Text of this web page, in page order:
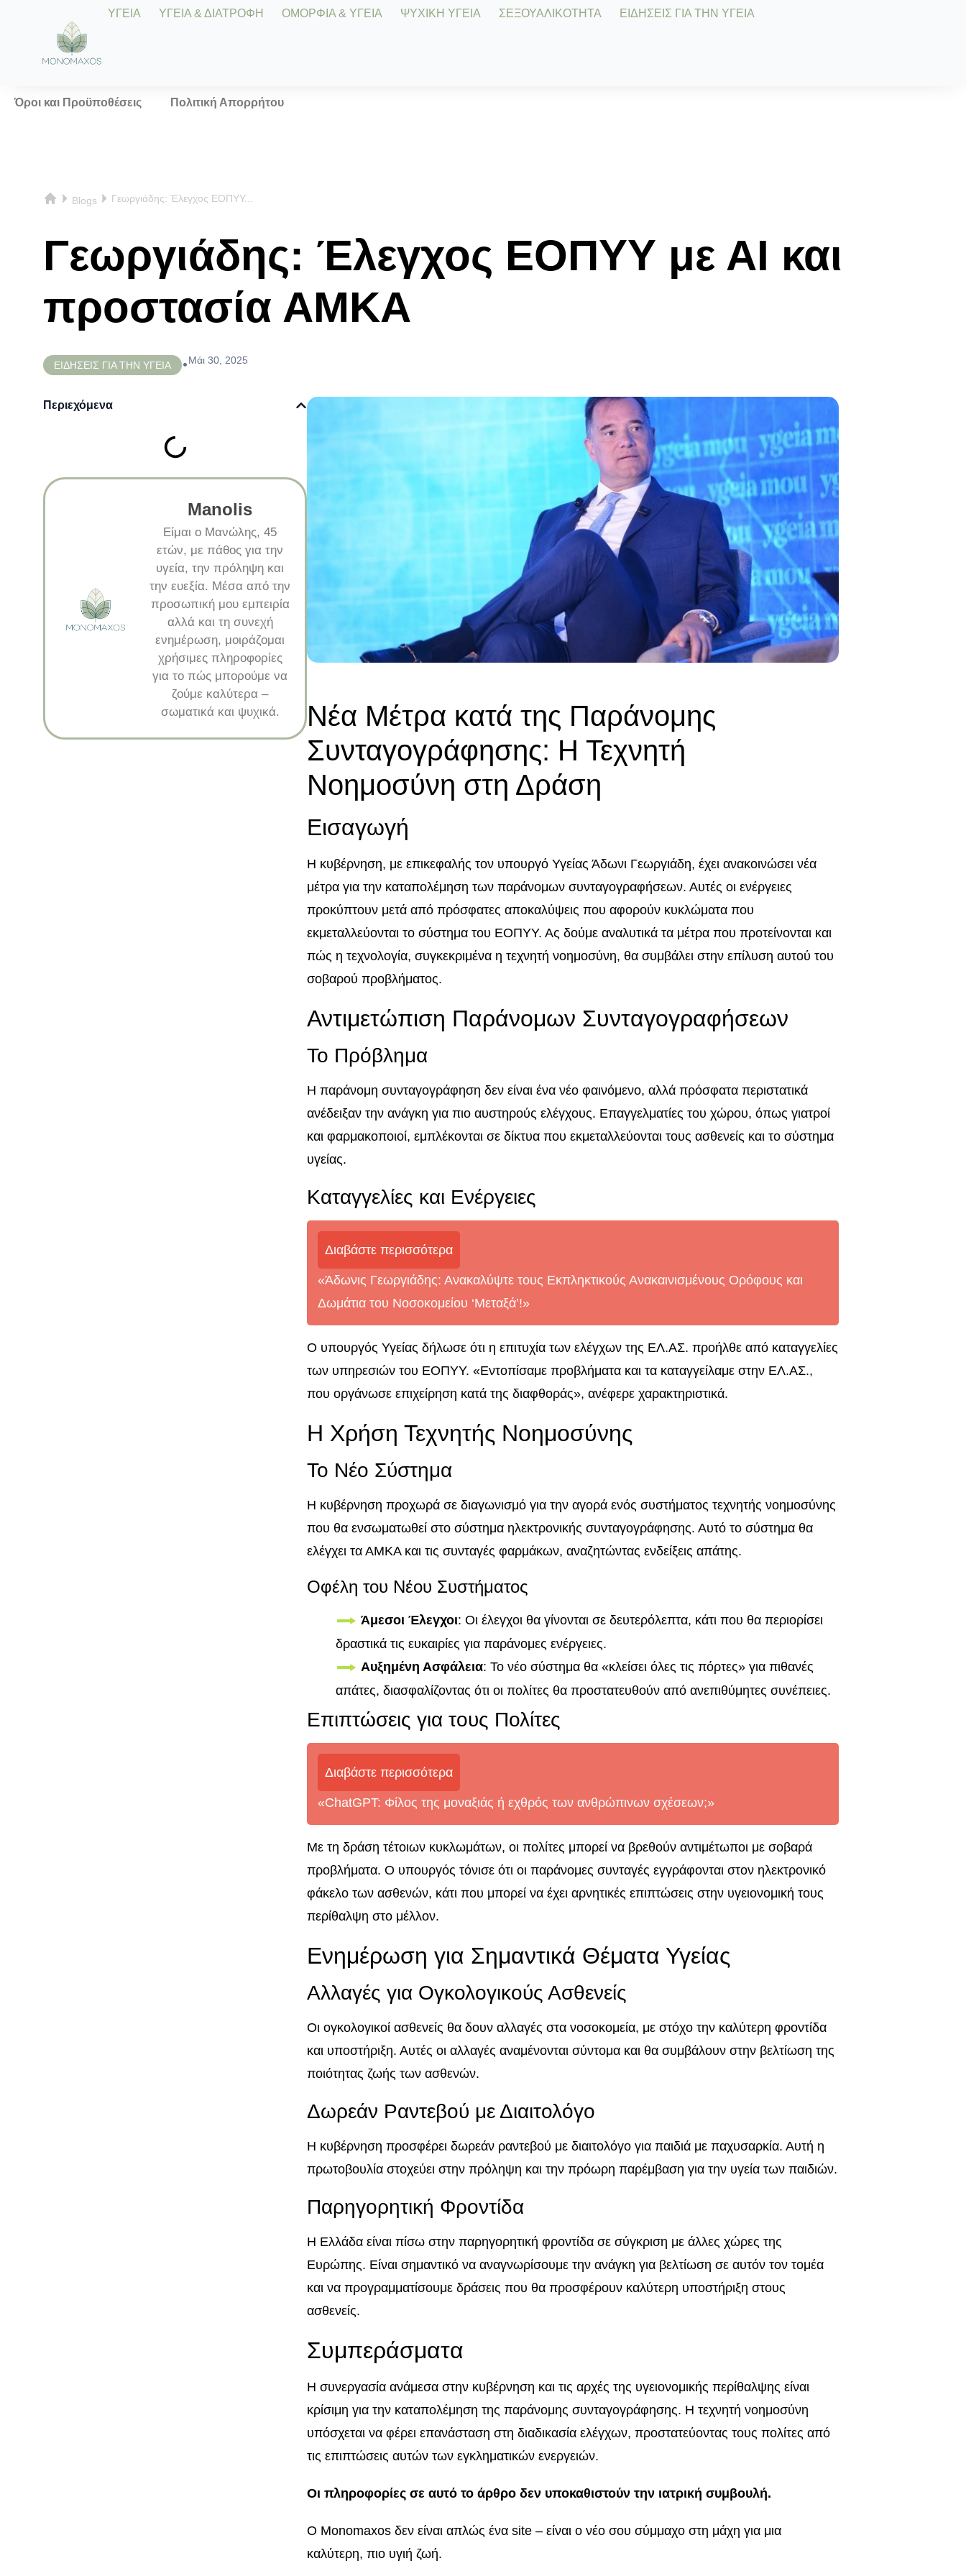
ΥΓΕΙΑ ΥΓΕΙΑ & ΔΙΑΤΡΟΦΗ ΟΜΟΡΦΙΑ & ΥΓΕΙΑ ΨΥΧΙΚΗ ΥΓΕΙΑ ΣΕΞΟΥΑΛΙΚΟΤΗΤΑ ΕΙΔΗΣΕΙΣ ΓΙΑ ΤΗΝ ΥΓΕΙΑ
Όροι και Προϋποθέσεις Πολιτική Απορρήτου
Blogs Γεωργιάδης: Έλεγχος ΕΟΠΥΥ...
Γεωργιάδης: Έλεγχος ΕΟΠΥΥ με ΑΙ και
προστασία ΑΜΚΑ
ΕΙΔΗΣΕΙΣ ΓΙΑ ΤΗΝ ΥΓΕΙΑ •Μάι 30, 2025
Περιεχόμενα
Manolis
Είμαι ο Μανώλης, 45
ετών, με πάθος για την
υγεία, την πρόληψη και
την ευεξία. Μέσα από την
προσωπική μου εμπειρία
αλλά και τη συνεχή
ενημέρωση, μοιράζομαι
χρήσιμες πληροφορίες
για το πώς μπορούμε να
ζούμε καλύτερα –
σωματικά και ψυχικά.
Νέα Μέτρα κατά της Παράνομης
Συνταγογράφησης: Η Τεχνητή
Νοημοσύνη στη Δράση
Εισαγωγή
Η κυβέρνηση, με επικεφαλής τον υπουργό Υγείας Άδωνι Γεωργιάδη, έχει ανακοινώσει νέα
μέτρα για την καταπολέμηση των παράνομων συνταγογραφήσεων. Αυτές οι ενέργειες
προκύπτουν μετά από πρόσφατες αποκαλύψεις που αφορούν κυκλώματα που
εκμεταλλεύονται το σύστημα του ΕΟΠΥΥ. Ας δούμε αναλυτικά τα μέτρα που προτείνονται και
πώς η τεχνολογία, συγκεκριμένα η τεχνητή νοημοσύνη, θα συμβάλει στην επίλυση αυτού του
σοβαρού προβλήματος.
Αντιμετώπιση Παράνομων Συνταγογραφήσεων
Το Πρόβλημα
Η παράνομη συνταγογράφηση δεν είναι ένα νέο φαινόμενο, αλλά πρόσφατα περιστατικά
ανέδειξαν την ανάγκη για πιο αυστηρούς ελέγχους. Επαγγελματίες του χώρου, όπως γιατροί
και φαρμακοποιοί, εμπλέκονται σε δίκτυα που εκμεταλλεύονται τους ασθενείς και το σύστημα
υγείας.
Καταγγελίες και Ενέργειες
Διαβάστε περισσότερα
«Άδωνις Γεωργιάδης: Ανακαλύψτε τους Εκπληκτικούς Ανακαινισμένους Ορόφους και
Δωμάτια του Νοσοκομείου ‘Μεταξά’!»
Ο υπουργός Υγείας δήλωσε ότι η επιτυχία των ελέγχων της ΕΛ.ΑΣ. προήλθε από καταγγελίες
των υπηρεσιών του ΕΟΠΥΥ. «Εντοπίσαμε προβλήματα και τα καταγγείλαμε στην ΕΛ.ΑΣ.,
που οργάνωσε επιχείρηση κατά της διαφθοράς», ανέφερε χαρακτηριστικά.
Η Χρήση Τεχνητής Νοημοσύνης
Το Νέο Σύστημα
Η κυβέρνηση προχωρά σε διαγωνισμό για την αγορά ενός συστήματος τεχνητής νοημοσύνης
που θα ενσωματωθεί στο σύστημα ηλεκτρονικής συνταγογράφησης. Αυτό το σύστημα θα
ελέγχει τα ΑΜΚΑ και τις συνταγές φαρμάκων, αναζητώντας ενδείξεις απάτης.
Οφέλη του Νέου Συστήματος
Άμεσοι Έλεγχοι: Οι έλεγχοι θα γίνονται σε δευτερόλεπτα, κάτι που θα περιορίσει
δραστικά τις ευκαιρίες για παράνομες ενέργειες.
Αυξημένη Ασφάλεια: Το νέο σύστημα θα «κλείσει όλες τις πόρτες» για πιθανές
απάτες, διασφαλίζοντας ότι οι πολίτες θα προστατευθούν από ανεπιθύμητες συνέπειες.
Επιπτώσεις για τους Πολίτες
Διαβάστε περισσότερα
«ChatGPT: Φίλος της μοναξιάς ή εχθρός των ανθρώπινων σχέσεων;»
Με τη δράση τέτοιων κυκλωμάτων, οι πολίτες μπορεί να βρεθούν αντιμέτωποι με σοβαρά
προβλήματα. Ο υπουργός τόνισε ότι οι παράνομες συνταγές εγγράφονται στον ηλεκτρονικό
φάκελο των ασθενών, κάτι που μπορεί να έχει αρνητικές επιπτώσεις στην υγειονομική τους
περίθαλψη στο μέλλον.
Ενημέρωση για Σημαντικά Θέματα Υγείας
Αλλαγές για Ογκολογικούς Ασθενείς
Οι ογκολογικοί ασθενείς θα δουν αλλαγές στα νοσοκομεία, με στόχο την καλύτερη φροντίδα
και υποστήριξη. Αυτές οι αλλαγές αναμένονται σύντομα και θα συμβάλουν στην βελτίωση της
ποιότητας ζωής των ασθενών.
Δωρεάν Ραντεβού με Διαιτολόγο
Η κυβέρνηση προσφέρει δωρεάν ραντεβού με διαιτολόγο για παιδιά με παχυσαρκία. Αυτή η
πρωτοβουλία στοχεύει στην πρόληψη και την πρόωρη παρέμβαση για την υγεία των παιδιών.
Παρηγορητική Φροντίδα
Η Ελλάδα είναι πίσω στην παρηγορητική φροντίδα σε σύγκριση με άλλες χώρες της
Ευρώπης. Είναι σημαντικό να αναγνωρίσουμε την ανάγκη για βελτίωση σε αυτόν τον τομέα
και να προγραμματίσουμε δράσεις που θα προσφέρουν καλύτερη υποστήριξη στους
ασθενείς.
Συμπεράσματα
Η συνεργασία ανάμεσα στην κυβέρνηση και τις αρχές της υγειονομικής περίθαλψης είναι
κρίσιμη για την καταπολέμηση της παράνομης συνταγογράφησης. Η τεχνητή νοημοσύνη
υπόσχεται να φέρει επανάσταση στη διαδικασία ελέγχων, προστατεύοντας τους πολίτες από
τις επιπτώσεις αυτών των εγκληματικών ενεργειών.
Οι πληροφορίες σε αυτό το άρθρο δεν υποκαθιστούν την ιατρική συμβουλή.
Ο Monomaxos δεν είναι απλώς ένα site – είναι ο νέο σου σύμμαχο στη μάχη για μια
καλύτερη, πιο υγιή ζωή.